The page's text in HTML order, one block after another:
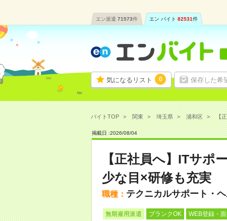
エン派遣 71573件 エン バイト 82531件
気になるリスト 0 保存した希
バイトTOP 関東 埼玉県 浦和区 【
掲載日 :2026/08/04
【正社員へ】ITサポ
少な目×研修も充実
職種： テクニカルサポート・
無期雇用派遣 ブランクOK WEB登録・